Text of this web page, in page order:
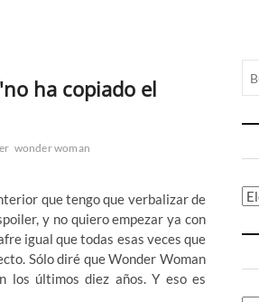
ha copiado el
wonder woman
que tengo que verbalizar de
y no quiero empezar ya con
igual que todas esas veces que
Sólo diré que Wonder Woman
los últimos diez años. Y eso es